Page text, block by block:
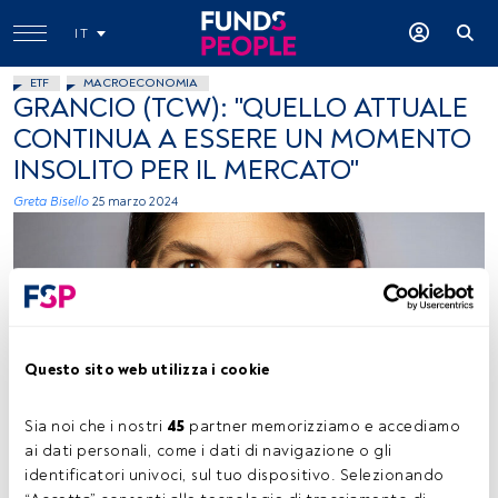
Questo sito web utilizza i cookie
Sia noi che i nostri 45 partner memorizziamo e accediamo
ai dati personali, come i dati di navigazione o gli
identificatori univoci, sul tuo dispositivo. Selezionando
IT
ETF MACROECONOMIA
GRANCIO (TCW): "QUELLO ATTUALE
CONTINUA A ESSERE UN MOMENTO
INSOLITO PER IL MERCATO"
Greta Bisello 25 marzo 2024
Tempo di lettura: